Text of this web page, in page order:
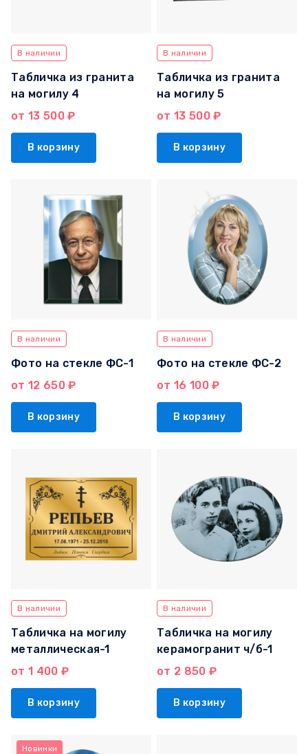
В наличии
Табличка из гранита
на могилу 4
от 13 500 ₽
В корзину
В наличии
Табличка из гранита
на могилу 5
от 13 500 ₽
В корзину
В наличии
Фото на стекле ФС-1
от 12 650 ₽
В корзину
В наличии
Фото на стекле ФС-2
от 16 100 ₽
В корзину
В наличии
Табличка на могилу
металлическая-1
от 1 400 ₽
В корзину
В наличии
Табличка на могилу
керамогранит ч/б-1
от 2 850 ₽
В корзину
Новинки